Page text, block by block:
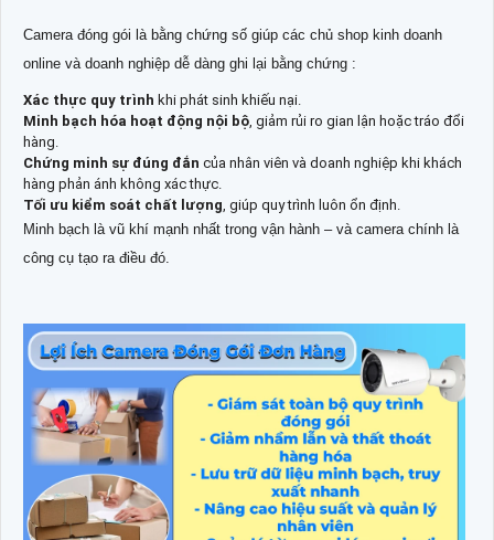
Camera đóng gói là bằng chứng số giúp các chủ shop kinh doanh
online và doanh nghiệp dễ dàng ghi lại bằng chứng :
Xác thực quy trình khi phát sinh khiếu nại.
Minh bạch hóa hoạt động nội bộ, giảm rủi ro gian lận hoặc tráo đổi
hàng.
Chứng minh sự đúng đắn của nhân viên và doanh nghiệp khi khách
hàng phản ánh không xác thực.
Tối ưu kiểm soát chất lượng, giúp quy trình luôn ổn định.
Minh bạch là vũ khí mạnh nhất trong vận hành – và camera chính là
công cụ tạo ra điều đó.